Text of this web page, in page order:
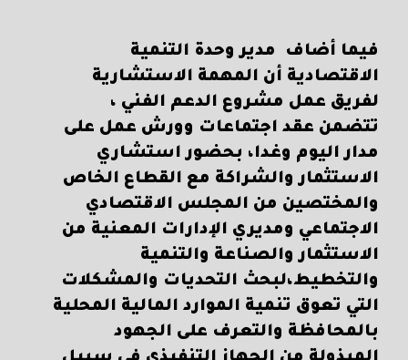
فيما أضاف مدير وحدة التنمية
الاقتصادية أن المهمة الاستشارية
لفريق عمل مشروع الدعم الفني ،
تتضمن عقد اجتماعات وورش عمل على
مدار اليوم وغدا، بحضور استشاري
الاستثمار والشراكة مع القطاع الخاص
والمختصين من المجلس الاقتصادي
الاجتماعي ومديري الإدارات المعنية من
الاستثمار والصناعة والتنمية
والتخطيط،لبحث التحديات والمشكلات
التي تعوق تنمية الموارد المالية المحلية
بالمحافظة والتعرف على الجهود